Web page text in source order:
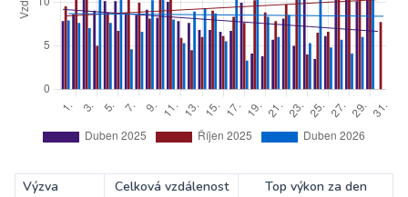
Výzva Celková vzdálenost
Top výkon za den